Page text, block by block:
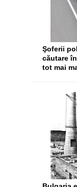
Şoferii
căutare
tot mai